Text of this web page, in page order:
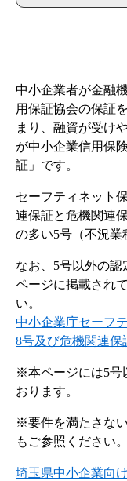
中小企業者が金融
用保証協会の保証
まり、融資が受け
が中小企業信用保
証」です。
セーフティネット
連保証と危機関連
の多い5号（不況業
なお、5号以外の
ページに掲載され
い。
中小企業庁セーフ
8号及び危機関連保
※本ページには5号
おります。
※要件を満たさな
もご参照ください。
埼玉県中小企業向